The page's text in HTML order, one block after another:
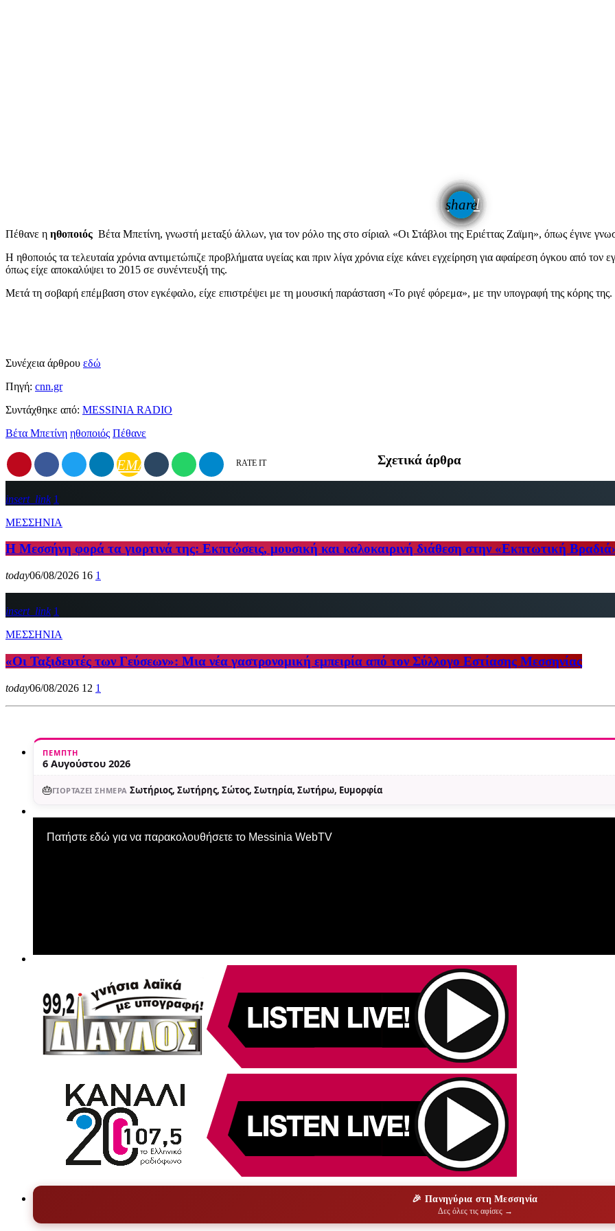
share
email
Πέθανε η ηθοποιός Βέτα Μπετίνη, γνωστή μεταξύ άλλων, για τον ρόλο της στο σίριαλ «Οι Στάβλοι της Εριέττας Ζαϊμη», όπως έγινε
Η ηθοποιός τα τελευταία χρόνια αντιμετώπιζε προβλήματα υγείας και πριν λίγα χρόνια είχε κάνει εγχείρηση για αφαίρεση όγκου από
όπως είχε αποκαλύψει το 2015 σε συνέντευξή της.
Μετά τη σοβαρή επέμβαση στον εγκέφαλο, είχε επιστρέψει με τη μουσική παράσταση «Το ριγέ φόρεμα», με την υπογραφή της κόρης της.
Συνέχεια άρθρου εδώ
Πηγή: cnn.gr
Συντάχθηκε από: MESSINIA RADIO
Βέτα Μπετίνη ηθοποιός Πέθανε
EMAIL RATE IT Σχετικά άρθρα
insert_link 1
ΜΕΣΣΗΝΙΑ
Η Μεσσήνη φορά τα γιορτινά της: Εκπτώσεις, μουσική και καλοκαιρινή διάθεση στην «Εκπτωτική
today06/08/2026 16 1
insert_link 1
ΜΕΣΣΗΝΙΑ
«Οι Ταξιδευτές των Γεύσεων»: Μια νέα γαστρονομική εμπειρία από τον Σύλλογο Εστίασης Μεσσηνίας
today06/08/2026 12 1
ΠΈΜΠΤΗ
6 Αυγούστου 2026
🎂ΓΙΟΡΤΆΖΕΙ ΣΉΜΕΡΑ Σωτήριος, Σωτήρης, Σώτος, Σωτηρία, Σωτήρω, Ευμορφία
Πατήστε εδώ για να παρακολουθήσετε το Messinia WebTV
🎉 Πανηγύρια στη Μεσσηνία
Δες όλες τις αφίσες →